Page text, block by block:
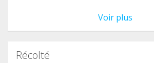
Voir plus
Récolté